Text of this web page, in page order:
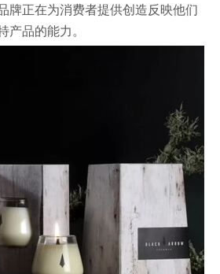
牌正在为消费者提供创造反映他们
品的能力。